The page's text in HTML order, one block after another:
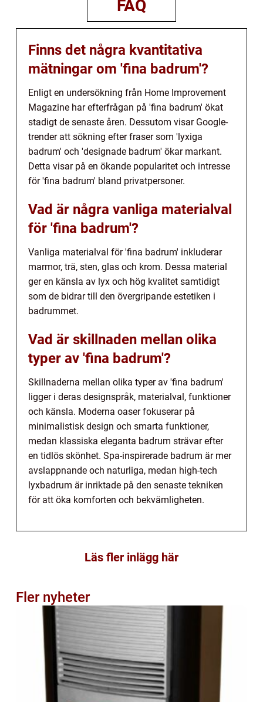
FAQ
Finns det några kvantitativa
mätningar om 'fina badrum'?
Enligt en undersökning från Home Improvement
Magazine har efterfrågan på 'fina badrum' ökat
stadigt de senaste åren. Dessutom visar Google-
trender att sökning efter fraser som 'lyxiga
badrum' och 'designade badrum' ökar markant.
Detta visar på en ökande popularitet och intresse
för 'fina badrum' bland privatpersoner.
Vad är några vanliga materialval
för 'fina badrum'?
Vanliga materialval för 'fina badrum' inkluderar
marmor, trä, sten, glas och krom. Dessa material
ger en känsla av lyx och hög kvalitet samtidigt
som de bidrar till den övergripande estetiken i
badrummet.
Vad är skillnaden mellan olika
typer av 'fina badrum'?
Skillnaderna mellan olika typer av 'fina badrum'
ligger i deras designspråk, materialval, funktioner
och känsla. Moderna oaser fokuserar på
minimalistisk design och smarta funktioner,
medan klassiska eleganta badrum strävar efter
en tidlös skönhet. Spa-inspirerade badrum är mer
avslappnande och naturliga, medan high-tech
lyxbadrum är inriktade på den senaste tekniken
för att öka komforten och bekvämligheten.
Läs fler inlägg här
Fler nyheter